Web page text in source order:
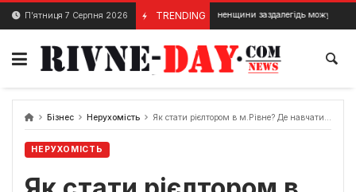
Skip
content
П’ятниця 7 Серпня 2026 TRENDING
15 Грудня, 2023 Громади Рівненщини заздалегідь можуть говорити про
Бізнес Нерухомість Як стати рієлтором в м.Рівне? Де навчатись та де працювати
НЕРУХОМІСТЬ